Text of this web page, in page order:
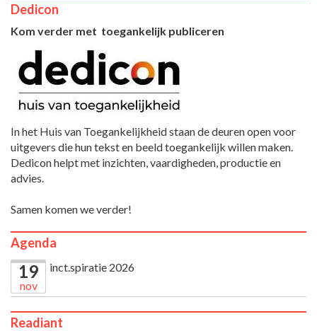
Dedicon
Kom verder met toegankelijk publiceren
In het Huis van Toegankelijkheid staan de deuren open voor
uitgevers die hun tekst en beeld toegankelijk willen maken.
Dedicon helpt met inzichten, vaardigheden, productie en
advies.
Samen komen we verder!
Agenda
19
nov
inct.spiratie 2026
Readiant